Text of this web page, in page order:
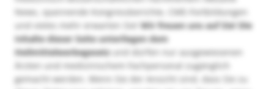
News, spannende Kongressberichte, CME-Fortbildungen
und vieles mehr erwarten Sie!Wir freuen uns auf Sie! Die
Inhalte dieser Seite unterliegen dem
Heilmittelwerbegesetzund dürfen nur ausgewiesenen
Ärzten und medizinischem Fachpersonal zugänglich
gemacht werden. Wenn Sie der Ansicht sind, dass Sie zu